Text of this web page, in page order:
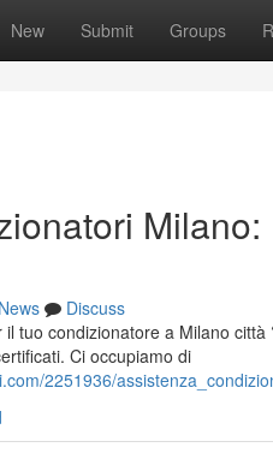
New Submit Groups
News
Discuss
tuo condizionatore a Milano
Ci occupiamo di
2251936/